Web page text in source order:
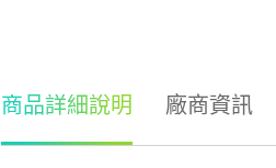
商品詳細說明 廠商資訊